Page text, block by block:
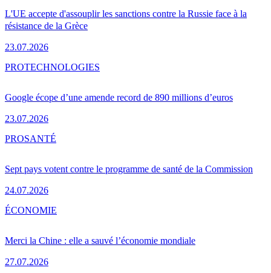
L'UE accepte d'assouplir les sanctions contre la Russie face à la
résistance de la Grèce
23.07.2026
Google écope d’une amende record de 890 millions d’euros
23.07.2026
PROTECHNOLOGIES
Sept pays votent contre le programme de santé de la Commission
24.07.2026
PROSANTÉ
Merci la Chine : elle a sauvé l’économie mondiale
27.07.2026
ÉCONOMIE